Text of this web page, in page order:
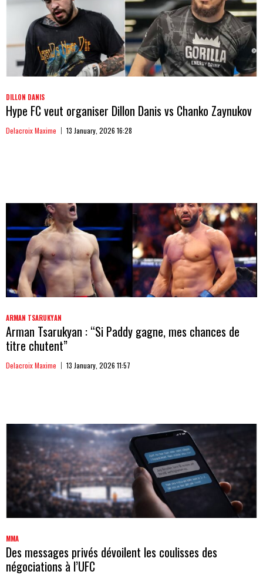
DILLON DANIS
Hype FC veut organiser Dillon Danis vs Chanko Zaynukov
Delacroix Maxime 13 January, 2026 16:28
ARMAN TSARUKYAN
Arman Tsarukyan : “Si Paddy gagne, mes chances de
titre chutent”
Delacroix Maxime 13 January, 2026 11:57
MMA
Des messages privés dévoilent les coulisses des
négociations à l’UFC